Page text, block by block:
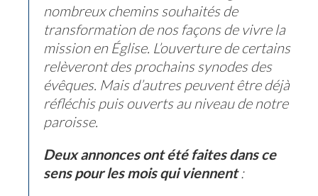
nombreux chemins souhaités de
transformation de nos façons de vivre la
mission en Église. L’ouverture de certains
relèveront des prochains synodes des
évêques. Mais d’autres peuvent être déjà
réfléchis puis ouverts au niveau de notre
paroisse.
Deux annonces ont été faites dans ce
sens pour les mois qui viennent: